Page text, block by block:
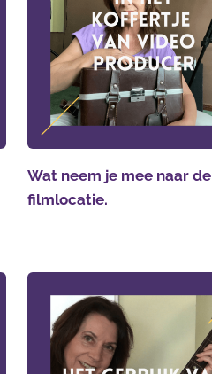
Wat neem je mee naar de
filmlocatie.